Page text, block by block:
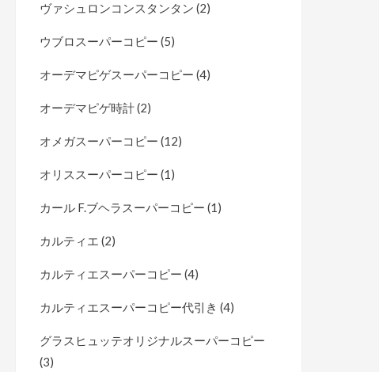
ヴァシュロンコンスタンタン (2)
ウブロスーパーコピー (5)
オーデマピゲスーパーコピー (4)
オーデマピゲ時計(2)
オメガスーパーコピー (12)
オリススーパーコピー (1)
カール F.ブヘラスーパーコピー (1)
カルティエ (2)
カルティエスーパーコピー (4)
カルティエスーパーコピー代引き (4)
グラスヒュッテオリジナルスーパーコピー
(3)